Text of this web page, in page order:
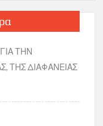
ΤΗΝ
ΤΗΣ ΔΙΑΦΑΝΕΙΑΣ